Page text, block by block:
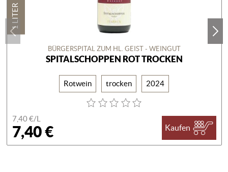
1 LITER
BÜRGERSPITAL ZUM HL. GEIST - WEINGUT
SPITALSCHOPPEN ROT TROCKEN
Rotwein trocken 2024
7,40 €/L
7,40 € Kaufen